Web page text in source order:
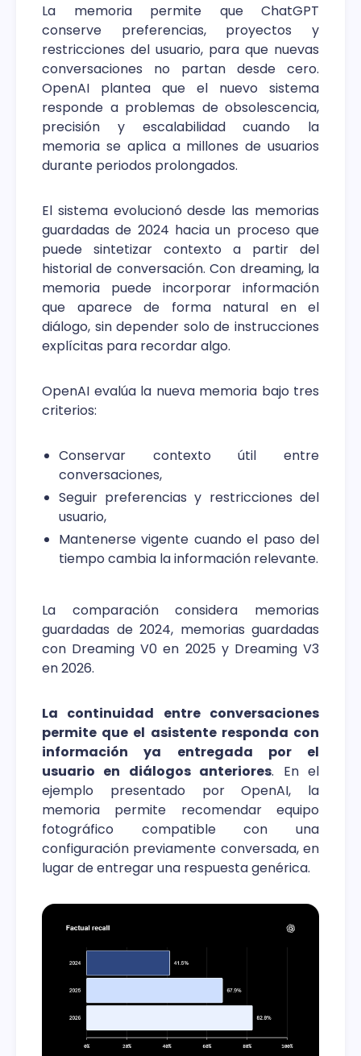
La memoria permite que ChatGPT
conserve preferencias, proyectos y
restricciones del usuario, para que nuevas
conversaciones no partan desde cero.
OpenAI plantea que el nuevo sistema
responde a problemas de obsolescencia,
precisión y escalabilidad cuando la
memoria se aplica a millones de usuarios
durante periodos prolongados.
El sistema evolucionó desde las memorias
guardadas de 2024 hacia un proceso que
puede sintetizar contexto a partir del
historial de conversación. Con dreaming, la
memoria puede incorporar información
que aparece de forma natural en el
diálogo, sin depender solo de instrucciones
explícitas para recordar algo.
OpenAI evalúa la nueva memoria bajo tres
criterios:
Conservar contexto útil entre
conversaciones,
Seguir preferencias y restricciones del
usuario,
Mantenerse vigente cuando el paso del
tiempo cambia la información relevante.
La comparación considera memorias
guardadas de 2024, memorias guardadas
con Dreaming V0 en 2025 y Dreaming V3
en 2026.
La continuidad entre conversaciones
permite que el asistente responda con
información ya entregada por el
usuario en diálogos anteriores. En el
ejemplo presentado por OpenAI, la
memoria permite recomendar equipo
fotográfico compatible con una
configuración previamente conversada, en
lugar de entregar una respuesta genérica.